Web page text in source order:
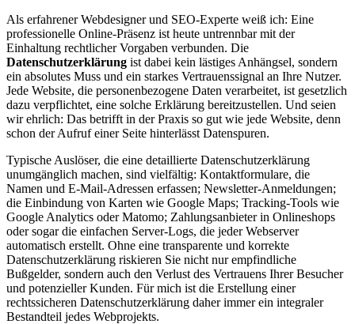
Als erfahrener Webdesigner und SEO-Experte weiß ich: Eine
professionelle Online-Präsenz ist heute untrennbar mit der
Einhaltung rechtlicher Vorgaben verbunden. Die
Datenschutzerklärung ist dabei kein lästiges Anhängsel, sondern
ein absolutes Muss und ein starkes Vertrauenssignal an Ihre Nutzer.
Jede Website, die personenbezogene Daten verarbeitet, ist gesetzlich
dazu verpflichtet, eine solche Erklärung bereitzustellen. Und seien
wir ehrlich: Das betrifft in der Praxis so gut wie jede Website, denn
schon der Aufruf einer Seite hinterlässt Datenspuren.
Typische Auslöser, die eine detaillierte Datenschutzerklärung
unumgänglich machen, sind vielfältig: Kontaktformulare, die
Namen und E-Mail-Adressen erfassen; Newsletter-Anmeldungen;
die Einbindung von Karten wie Google Maps; Tracking-Tools wie
Google Analytics oder Matomo; Zahlungsanbieter in Onlineshops
oder sogar die einfachen Server-Logs, die jeder Webserver
automatisch erstellt. Ohne eine transparente und korrekte
Datenschutzerklärung riskieren Sie nicht nur empfindliche
Bußgelder, sondern auch den Verlust des Vertrauens Ihrer Besucher
und potenzieller Kunden. Für mich ist die Erstellung einer
rechtssicheren Datenschutzerklärung daher immer ein integraler
Bestandteil jedes Webprojekts.